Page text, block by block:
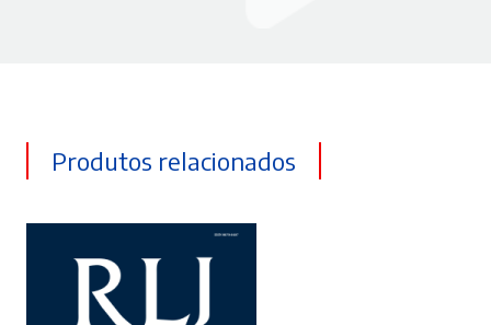
Produtos relacionados